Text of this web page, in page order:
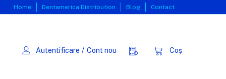
Home Dentamerica Distribution Blog Contact
Autentificare / Cont nou Coș